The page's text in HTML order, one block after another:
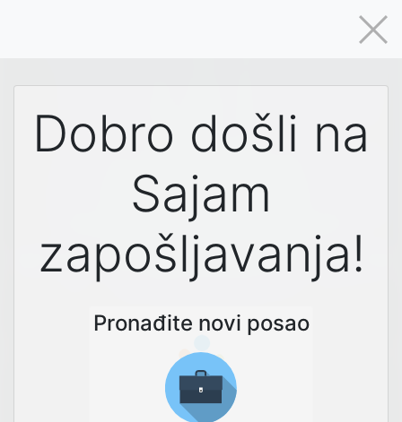
Dobro došli na
Sajam
zapošljavanja!
Pronađite novi posao